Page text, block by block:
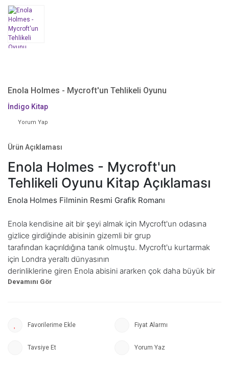
Enola Holmes - Mycroft'un Tehlikeli Oyunu
İndigo Kitap
Yorum Yap
Ürün Açıklaması
Enola Holmes - Mycroft'un
Tehlikeli Oyunu Kitap Açıklaması
Enola Holmes Filminin Resmi Grafik Romanı
Enola kendisine ait bir şeyi almak için Mycroft'un odasına
gizlice girdiğinde abisinin gizemli bir grup
tarafından kaçırıldığına tanık olmuştu. Mycroft'u kurtarmak
için Londra yeraltı dünyasının
derinliklerine giren Enola abisini ararken çok daha büyük bir
gizem ağının ilmeklerini teker teker çözecekti. Lord
bıraktığıyerden devam edebilecek olmasına bayıldım. Bu
Fiyat Alarmı
Tavsiye Et Yorum Yaz